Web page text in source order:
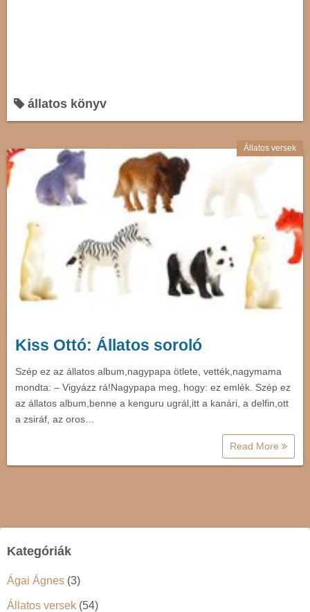
állatos könyv
Állatos versek
Kiss Ottó: Állatos soroló
Szép ez az állatos album,nagypapa ötlete, vették,nagymama
mondta: – Vigyázz rá!Nagypapa meg, hogy: ez emlék. Szép ez
az állatos album,benne a kenguru ugrál,itt a kanári, a delfin,ott
a zsiráf, az oros…
Read More
Kategóriák
Ágai Ágnes (3)
Állatos versek (54)